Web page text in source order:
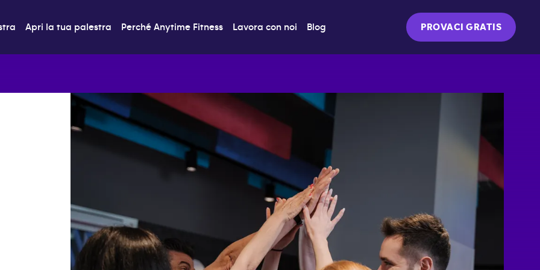
Apri la tua palestra Perché Anytime Fitness Lavora con noi Blog PROVACI GRATIS